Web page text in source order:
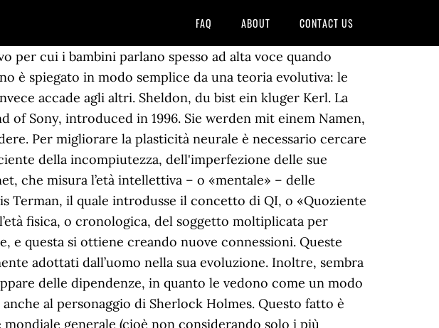
FAQ ABOUT CONTACT US
patologico: diagnosi, teorie e trattamento, La suscettibilità: il riflesso dell'insicurezza. 2 Le Personas sono utenti di un sito web che impersonano le esigenze di grandi gruppi di utilizzatori finali: in termini di obiettivi e caratteristiche personali. Gli scienziati hanno provato a scoprirlo e hanno trovato molti esempi… Ecco alcune spie di un’intelligenza fuori dalla media. Questo tratto, che può creare molti problemi di convivenza, è legato alla loro capacità di trovare soluzioni distinte. Imparare a credere in se stessi, Ho mangiato abbastanza. Questo perché pensano che non possono imparare niente di nuovo in proposito. Please consider reporting inaccuracies to support@16personalities.com or join our translation project! L’apprendimento è uno stimolo per il cervello e una sorta di fertilizzante per l’intelligenza. Questa visione si è rivelata limitante e dannosa, finendo per invadere ogni ambito della vita delle persone. Spesso, infatti, le soluzioni geniali derivano dal riordino degli elementi in un modo particolare, diverso rispetto a quello usato dagli altri. © 2012 – 2021 . 4. L’intelligenza è fondamentalmente la capacità di risolvere problemi. “Ho perso un po’ la vista, molto l’udito. Iscriviti al gruppo di Psicoadvisor “Dentro la psiche“, Per ricevere ogni giorno i nuovi contenuti sulla tua posta elettronica, iscriviti alla news letter di Psicoadvisor: clicca qui per l’iscrizione, © 2021 Psicoadvisor.com - un progetto di Ana Maria Sepe |, Iscriviti alla Newsletter di Psicoadvisor, Quaderno d'esercizi per trasformare la propria collera in energia positiva, Dire basta alla dipendenza affettiva. [1] Die Persona stellt einen Prototyp für eine Gruppe von Nutzern dar, mit konkret ausgeprägten Eigenschaften und einem konkreten Nutzungsverhalten. No, non stiamo dicendo questo, è da un’altra parte che vogliamo arrivare. Times, Sunday Times (2017) What unites these linguistic personae is my foreign accent. Io ma è ovvio! Lo studio dell’intelligenza nacque in due contesti curiosi, con l’interesse di quantificare e delimitare le differenze individuali in questo processo psicologico. Al contrario, le letture che promuovono la riflessione o un buon romanzo che ci permette di immedesimarci nei personaggi, garantiscono molti benefici. Questa pratica non favorisce solo il rilassamento, ma migliora anche l’attenzione, la memoria e potenzia l’intelligenza. Inoltre, la psicologia odierna preferisce proporre diversi tipi di intelligenza piuttosto che definirne uno solo, universale ed esclusivo. Le persone che dicono più parolacce sono più intelligenti? E se questa persona riesce ad arrivare alla fine del sentiero tortuoso che porta al suo cuore, la nostra Scorpione avrà la certezza assoluta di essere corrisposta pienamente! Andare in giro a sputare insulti non sembra una grande strategia, a meno che la nostra intenzione non sia quella di rovinarci la reputazione o di collezionare “nemici”. Persona intelligente: In macchina, come sempre. By Valentina Ciannamea. Ma in questo modo non fanno altro che chiudersi alle nuove scoperte e alle prospettive più aggiornate, che sono proprio quelle che rappresentano una sfida per l’intelligenza. Personas (lat. Maske) sind Nutzermodelle, die Personen einer Zielgruppe in ihren Merkmalen charakterisieren. La materia grigia è composta da cellule la cui funzione è quella di elaborare le informazioni e facilitare il ragionamento, ragion per cui è stata relazionata con l’intelligenza e la capacità di risolvere i problemi. Le persone intelligenti sopravvivono facilmente in ambienti difficili. Entrambi i tipi di intelligenza possono venire misurati con gli 11 test della Wechsler Adult Intelligence Scale (Wais), che attualmente rappresenta il test di intelligenza più utilizzato nel mondo. Naturalmente l’orientamento politico non c’entra nulla, la chiave è l’apertura alle esperienze. Possiamo affermare, quindi, che l’intelligenza, per rilucere, si nutre di altre capacità, come il lavoro, la memoria o la creatività. Naturalmente, anche il nostro atteggiamento è molto importante: per risolvere un problema non è sufficiente perseverare ma è essenziale ma